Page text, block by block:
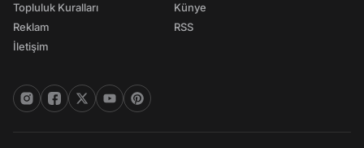
Topluluk Kuralları
Reklam
İletişim
Künye
RSS